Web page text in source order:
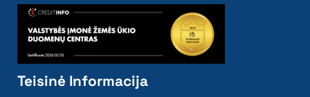
Teisinė Informacija